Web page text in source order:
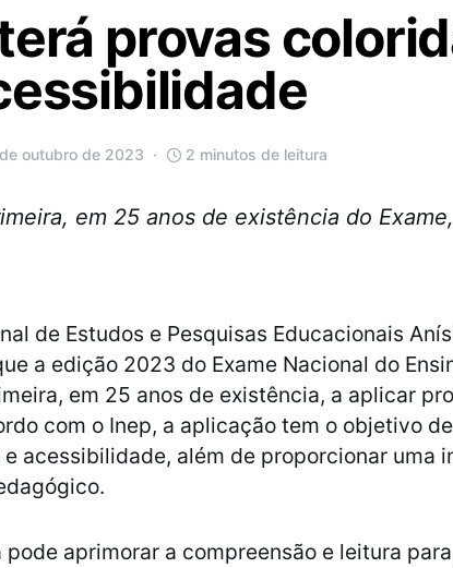
provas
outubro de 2023 2 minutos de leitura
em 25 anos de existência do
de Estudos e Pesquisas Educacionais
a edição 2023 do Exame Nacional do
em 25 anos de existência, a aplicar
com o Inep, a aplicação tem o objetivo
acessibilidade, além de proporcionar uma
pode aprimorar a compreensão e leitura